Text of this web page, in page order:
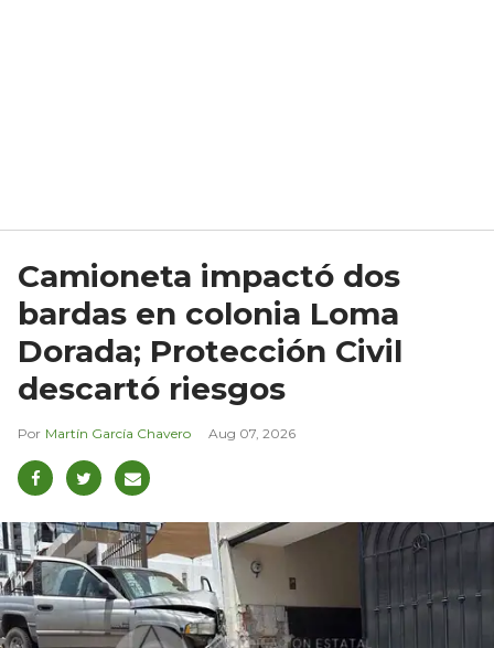
Camioneta impactó dos
bardas en colonia Loma
Dorada; Protección Civil
descartó riesgos
Martín García Chavero Aug 07, 2026